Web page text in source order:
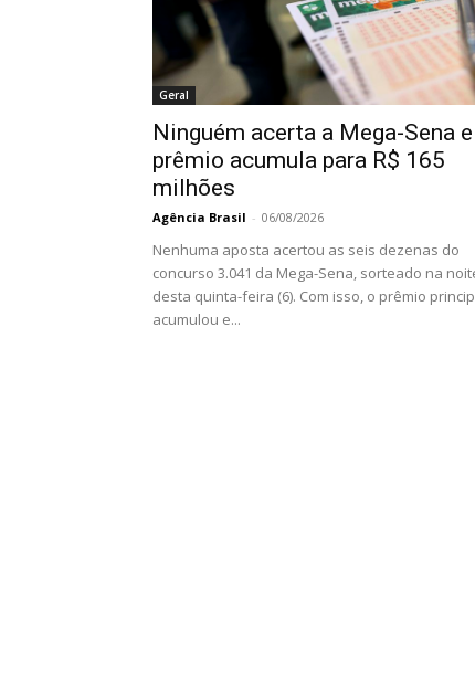
Geral
Ninguém acerta a Mega-Sena e
prêmio acumula para R$ 165
milhões
Agência Brasil - 06/08/2026
Nenhuma aposta acertou as seis dezenas do
concurso 3.041 da Mega-Sena, sorteado na
desta quinta-feira (6). Com isso, o prêmio
acumulou e...